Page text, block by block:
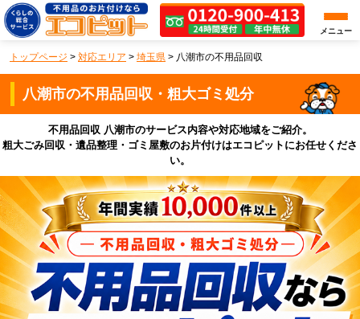
メニュー
トップページ > 対応エリア > 埼玉県 > 八潮市の不用品回収
八潮市の不用品回収・粗大ゴミ処分
不用品回収 八潮市のサービス内容や対応地域をご紹介。
粗大ごみ回収・遺品整理・ゴミ屋敷のお片付けはエコピットにお任せくださ
い。